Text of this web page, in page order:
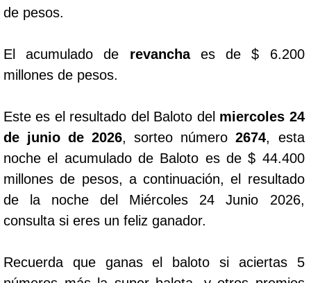
Dorado Mañana
Dorado Tarde
Fantástica Día
Fantástica Noche
Motilon Tarde
Motilon Noche
de pesos.
El acumulado de revanchaes de $ 6.200
millones de pesos.
Este es el resultado del Baloto del miercoles 24
de junio de 2026, sorteo número2674, esta
noche el acumulado de Baloto es de $ 44.400
millones de pesos, a continuación, el resultado
de la noche del Miércoles 24 Junio 2026,
consulta si eres un feliz ganador.
Recuerda que ganas el baloto si aciertas 5